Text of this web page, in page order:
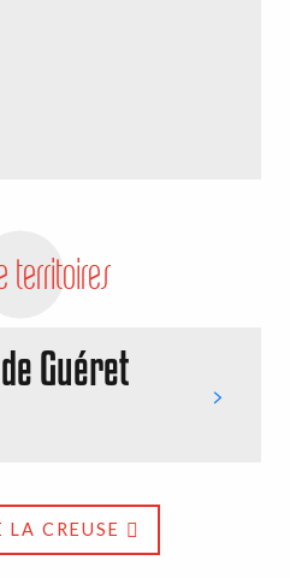
territoires
Guéret
CREUSE